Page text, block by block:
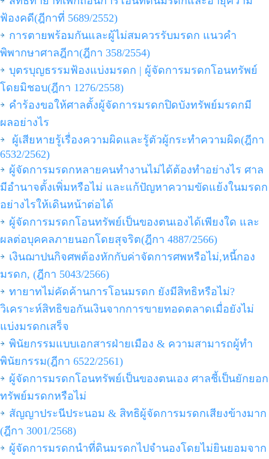
ฟ้องคดี(ฎีกาที่ 5689/2552)
การตายพร้อมกันและผู้ไม่สมควรรับมรดก แนวคำ
พิพากษาศาลฎีกา(ฎีกา 358/2554)
บุตรบุญธรรมฟ้องแบ่งมรดก | ผู้จัดการมรดกโอนทรัพย์
โดยมิชอบ(ฎีกา 1276/2558)
คำร้องขอให้ศาลตั้งผู้จัดการมรดกปิดบังทรัพย์มรดกมี
ผลอย่างไร
ผู้เสียหายรู้เรื่องความผิดและรู้ตัวผู้กระทำความผิด(ฎีกา
6532/2562)
ผู้จัดการมรดกหลายคนทำงานไม่ได้ต้องทำอย่างไร ศาล
มีอำนาจตั้งเพิ่มหรือไม่ และแก้ปัญหาความขัดแย้งในมรดก
อย่างไรให้เดินหน้าต่อได้
ผู้จัดการมรดกโอนทรัพย์เป็นของตนเองได้เพียงใด และ
ผลต่อบุคคลภายนอกโดยสุจริต(ฎีกา 4887/2566)
เงินฌาปนกิจศพต้องหักกับค่าจัดการศพหรือไม่,หนี้กอง
มรดก, (ฎีกา 5043/2566)
ทายาทไม่คัดค้านการโอนมรดก ยังมีสิทธิหรือไม่?
วิเคราะห์สิทธิขอกันเงินจากการขายทอดตลาดเมื่อยังไม่
แบ่งมรดกเสร็จ
พินัยกรรมแบบเอกสารฝ่ายเมือง & ความสามารถผู้ทำ
พินัยกรรม(ฎีกา 6522/2561)
ผู้จัดการมรดกโอนทรัพย์เป็นของตนเอง ศาลชี้เป็นยักยอก
ทรัพย์มรดกหรือไม่
สัญญาประนีประนอม & สิทธิผู้จัดการมรดกเสียงข้างมาก
(ฎีกา 3001/2568)
ผู้จัดการมรดกนำที่ดินมรดกไปจำนองโดยไม่ยินยอมจาก